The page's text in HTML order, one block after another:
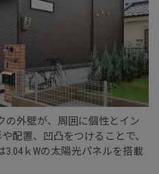
の外壁が、周囲に個性とイン
配置、凹凸をつけることで、
ｋWの太陽光パネルを搭載